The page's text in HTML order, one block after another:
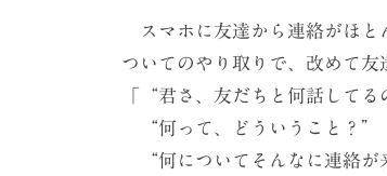
スマホに友達から連絡がほと
ついてのやり取りで、改めて友
「“君さ、友だちと何話してる
“何って、どういうこと？”
“何についてそんなに連絡が